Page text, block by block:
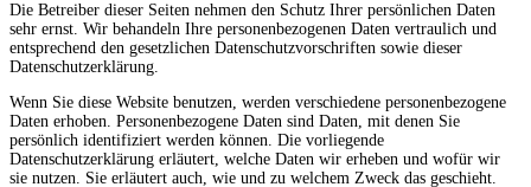
Die Betreiber dieser Seiten nehmen den Schutz Ihrer persönlichen Daten
sehr ernst. Wir behandeln Ihre personenbezogenen Daten vertraulich und
entsprechend den gesetzlichen Datenschutzvorschriften sowie dieser
Datenschutzerklärung.
Wenn Sie diese Website benutzen, werden verschiedene personenbezogene
Daten erhoben. Personenbezogene Daten sind Daten, mit denen Sie
persönlich identifiziert werden können. Die vorliegende
Datenschutzerklärung erläutert, welche Daten wir erheben und wofür wir
sie nutzen. Sie erläutert auch, wie und zu welchem Zweck das geschieht.